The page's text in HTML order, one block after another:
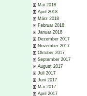
Mai 2018
April 2018
März 2018
Februar 2018
Januar 2018
Dezember 2017
November 2017
Oktober 2017
September 2017
August 2017
Juli 2017
Juni 2017
Mai 2017
April 2017